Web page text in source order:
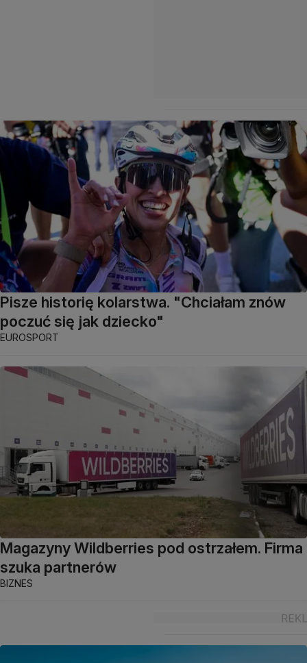
Pisze historię kolarstwa. "Chciałam znów
poczuć się jak dziecko"
EUROSPORT
Magazyny Wildberries pod ostrzałem. Firma
szuka partnerów
BIZNES